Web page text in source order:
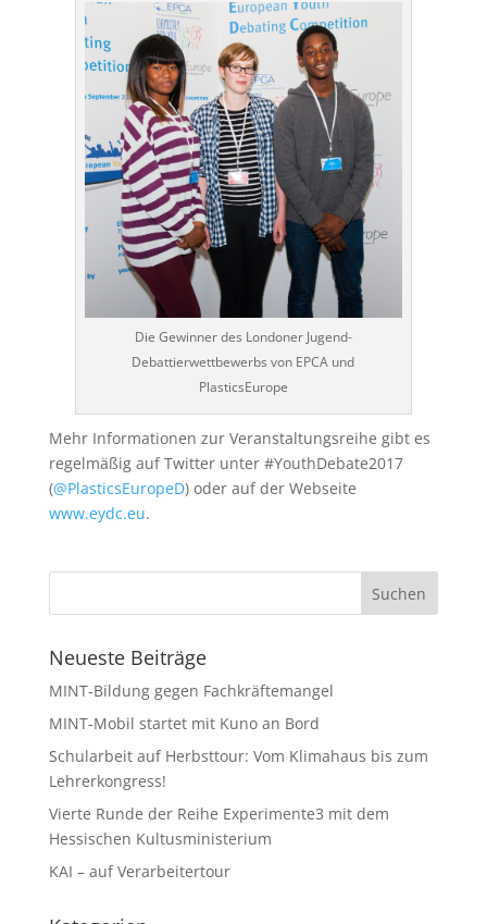
Die Gewinner des Londoner Jugend-
Debattierwettbewerbs von EPCA und
PlasticsEurope
Mehr Informationen zur Veranstaltungsreihe gibt es
regelmäßig auf Twitter unter #YouthDebate2017
(@PlasticsEuropeD) oder auf der Webseite
www.eydc.eu.
Neueste Beiträge
MINT-Bildung gegen Fachkräftemangel
MINT-Mobil startet mit Kuno an Bord
Schularbeit auf Herbsttour: Vom Klimahaus bis zum
Lehrerkongress!
Vierte Runde der Reihe Experimente3 mit dem
Hessischen Kultusministerium
KAI – auf Verarbeitertour